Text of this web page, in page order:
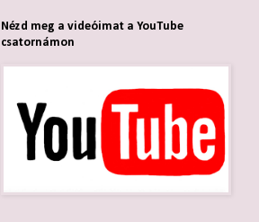
Nézd meg a videóimat a YouTube
csatornámon